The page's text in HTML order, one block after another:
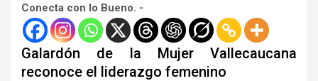
Conecta con lo Bueno. -
Galardón de la Mujer Vallecaucana
reconoce el liderazgo femenino